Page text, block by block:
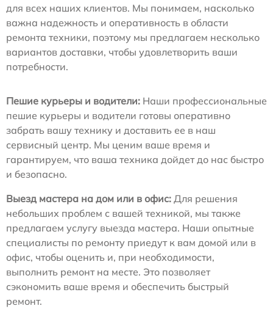
для всех наших клиентов. Мы понимаем, насколько
важна надежность и оперативность в области
ремонта техники, поэтому мы предлагаем несколько
вариантов доставки, чтобы удовлетворить ваши
потребности.
Пешие курьеры и водители: Наши профессиональные
пешие курьеры и водители готовы оперативно
забрать вашу технику и доставить ее в наш
сервисный центр. Мы ценим ваше время и
гарантируем, что ваша техника дойдет до нас быстро
и безопасно.
Выезд мастера на дом или в офис: Для решения
небольших проблем с вашей техникой, мы также
предлагаем услугу выезда мастера. Наши опытные
специалисты по ремонту приедут к вам домой или в
офис, чтобы оценить и, при необходимости,
выполнить ремонт на месте. Это позволяет
сэкономить ваше время и обеспечить быстрый
ремонт.